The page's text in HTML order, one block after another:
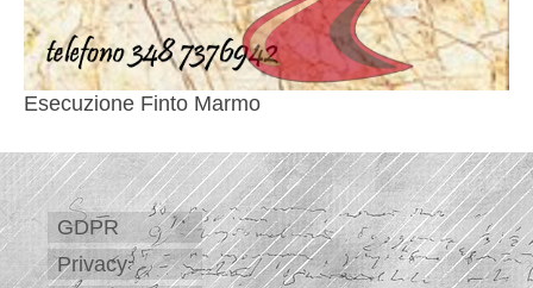
Esecuzione Finto Marmo
GDPR
Privacy